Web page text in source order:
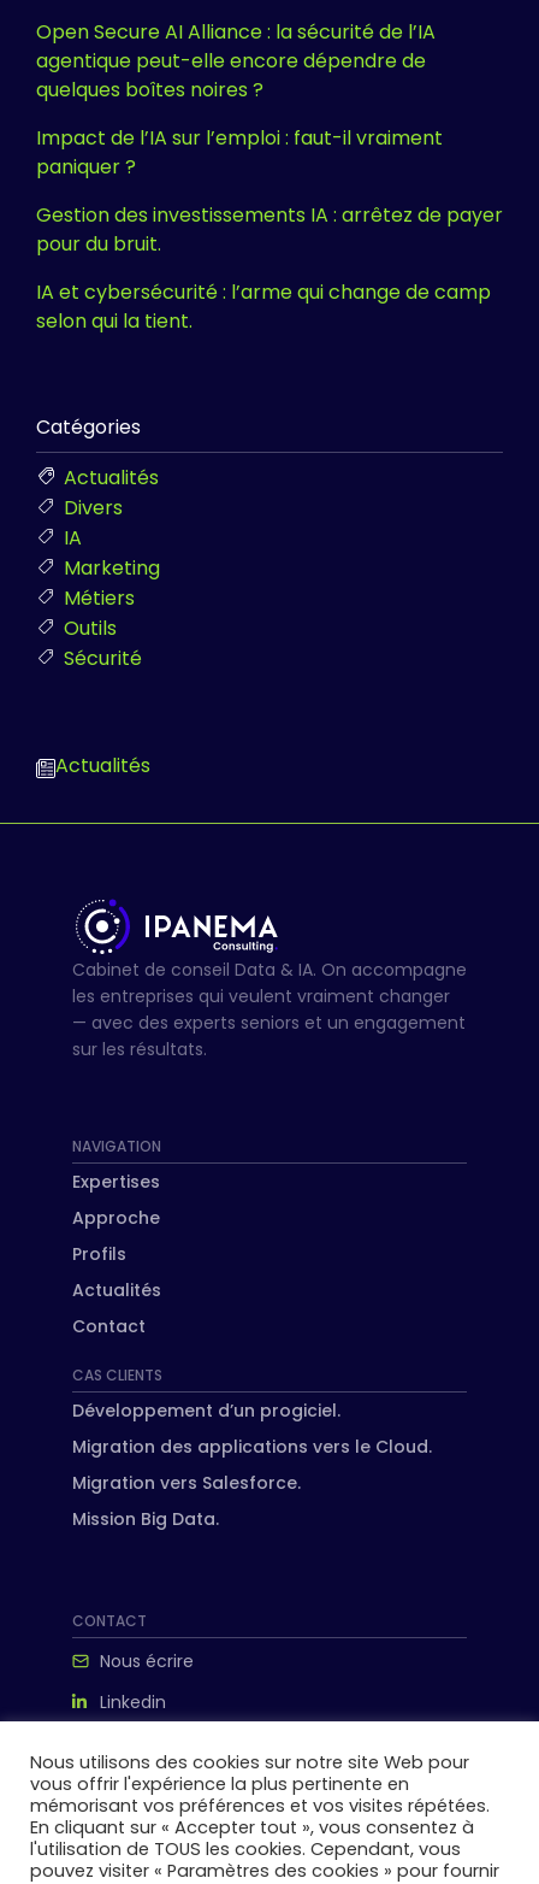
Open Secure AI Alliance : la sécurité de l’IA
agentique peut-elle encore dépendre de
quelques boîtes noires ?
Impact de l’IA sur l’emploi : faut-il vraiment
paniquer ?
Gestion des investissements IA : arrêtez de payer
pour du bruit.
IA et cybersécurité : l’arme qui change de camp
selon qui la tient.
Catégories
Actualités
Divers
IA
Marketing
Métiers
Outils
Sécurité
Actualités
Cabinet de conseil Data & IA. On accompagne
les entreprises qui veulent vraiment changer
— avec des experts seniors et un engagement
sur les résultats.
NAVIGATION
Expertises
Approche
Profils
Actualités
Contact
CAS CLIENTS
Développement d’un progiciel.
Migration des applications vers le Cloud.
Migration vers Salesforce.
Mission Big Data.
CONTACT
Nous écrire
Linkedin
198 avenue de France, 75013 paris
Nous utilisons des cookies sur notre site Web pour
vous offrir l'expérience la plus pertinente en
mémorisant vos préférences et vos visites répétées.
En cliquant sur « Accepter tout », vous consentez à
l'utilisation de TOUS les cookies. Cependant, vous
pouvez visiter « Paramètres des cookies » pour fournir